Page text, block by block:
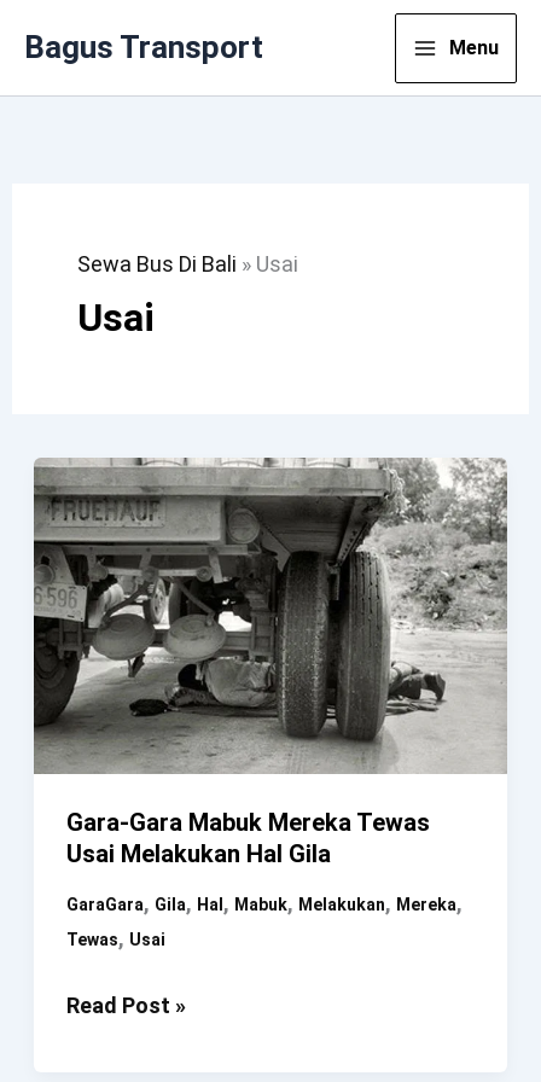
Bagus Transport Menu
Sewa Bus Di Bali » Usai
Usai
Gara-Gara Mabuk Mereka Tewas
Usai Melakukan Hal Gila
GaraGara, Gila, Hal , Mabuk, Melakukan, Mereka,
Tewas, Usai
Gara-
Read Post »